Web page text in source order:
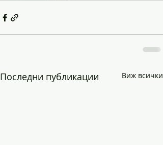
Последни публикации Виж всички